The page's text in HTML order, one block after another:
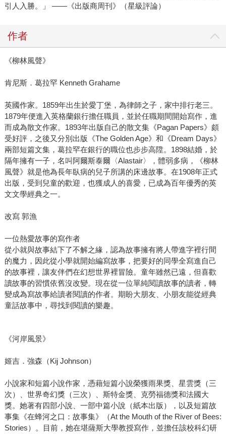
引人入勝。」 ——《出版商周刊》（星級評論）
作者
《柳林風聲》
肯尼斯．葛拉罕 Kenneth Grahame
英國作家。1859年出生於愛丁堡，為律師之子，家中排行老三。
1879年便進入英格蘭銀行擔任職員，並於任職期間開始寫作，進
而成為散文作家。1893年出版自己的散文集《Pagan Papers》頗
受好評，之後又分別出版《The Golden Age》和《Dream Days》
兩部短篇文集，葛拉罕在銀行的職位也步步高陞。1898結婚，於
隔年擁有一子，名叫阿爾斯泰爾〈Alastair〉，體弱多病，《柳林
風聲》就是他為長年臥病的兒子所講的床邊故事。在1908年正式
出版，受到兒童的歡迎，也獲成人的喜愛，已成為百年優秀的英
文文學經典之一。
改寫 郭漁
一位熱愛故事的寫作者
從小就與故事結下了不解之緣，認為故事擁有將人帶進字裡行間
的魔力，因此從小學就開始編寫故事，把要好的同學全寫進自己
的故事裡，讓友伴們在幻想世界裡冒險。童年雖然已遠，但喜歡
讀故事的習慣依舊沒改變。現在從一位單純閱讀故事的讀者，轉
變成為寫故事給讀者閱讀的作者。期盼大朋友、小朋友能從經典
童話故事中，尋找到閱讀的樂趣。
《河岸風景》
姬吉．強森（Kij Johnson）
小說家和短篇小說作家，憑藉短篇小說榮獲雨果獎、星雲獎（三
次）、世界奇幻獎（三次）、斯特金獎、克勞福德獎和法國大
獎。她著有四部小說、一部中篇小說（紙本出版），以及短篇故
事集《在蜂河之口：故事集》（At the Mouth of the River of Bees:
Stories）。目前，她在堪薩斯大學教授寫作，並擔任該校科幻研